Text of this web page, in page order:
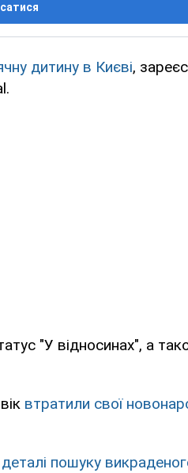
дитину в Києві,
"У відносинах", а
втратили свої
пошуку